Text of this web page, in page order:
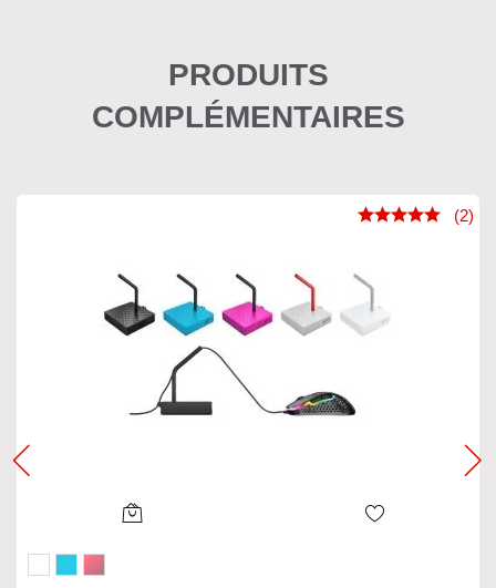
PRODUITS
COMPLÉMENTAIRES
(2)